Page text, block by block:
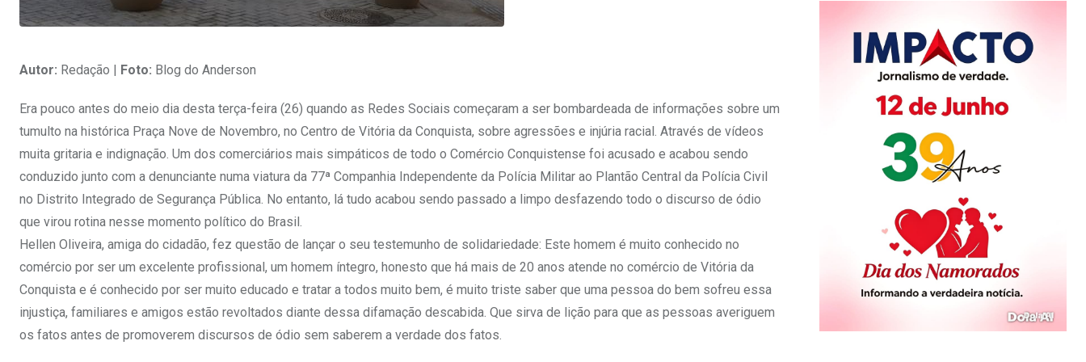
Autor: Redação | Foto: Blog do Anderson
Era pouco antes do meio dia desta terça-feira (26) quando as Redes Sociais começaram a ser bombardeada de informações sobre um
tumulto na histórica Praça Nove de Novembro, no Centro de Vitória da Conquista, sobre agressões e injúria racial. Através de vídeos
muita gritaria e indignação. Um dos comerciários mais simpáticos de todo o Comércio Conquistense foi acusado e acabou sendo
conduzido junto com a denunciante numa viatura da 77ª Companhia Independente da Polícia Militar ao Plantão Central da Polícia Civil
no Distrito Integrado de Segurança Pública. No entanto, lá tudo acabou sendo passado a limpo desfazendo todo o discurso de ódio
que virou rotina nesse momento político do Brasil.
Hellen Oliveira, amiga do cidadão, fez questão de lançar o seu testemunho de solidariedade: Este homem é muito conhecido no
comércio por ser um excelente profissional, um homem íntegro, honesto que há mais de 20 anos atende no comércio de Vitória da
Conquista e é conhecido por ser muito educado e tratar a todos muito bem, é muito triste saber que uma pessoa do bem sofreu essa
injustiça, familiares e amigos estão revoltados diante dessa difamação descabida. Que sirva de lição para que as pessoas averiguem
os fatos antes de promoverem discursos de ódio sem saberem a verdade dos fatos.